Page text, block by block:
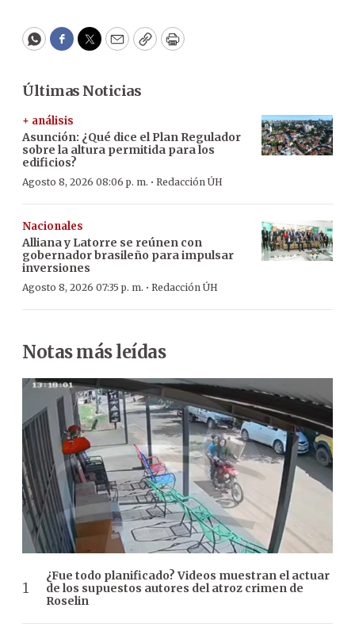
WhatsApp
Facebook
Twitter
EmailCopyPrint
Últimas Noticias
+ análisis
Asunción: ¿Qué dice el Plan Regulador
sobre la altura permitida para los
edificios?
Agosto 8, 2026 08:06 p. m. · Redacción ÚH
Nacionales
Alliana y Latorre se reúnen con
gobernador brasileño para impulsar
inversiones
Agosto 8, 2026 07:35 p. m. · Redacción ÚH
Notas más leídas
¿Fue todo planificado? Videos muestran el actuar
de los supuestos autores del atroz crimen de
Roselin